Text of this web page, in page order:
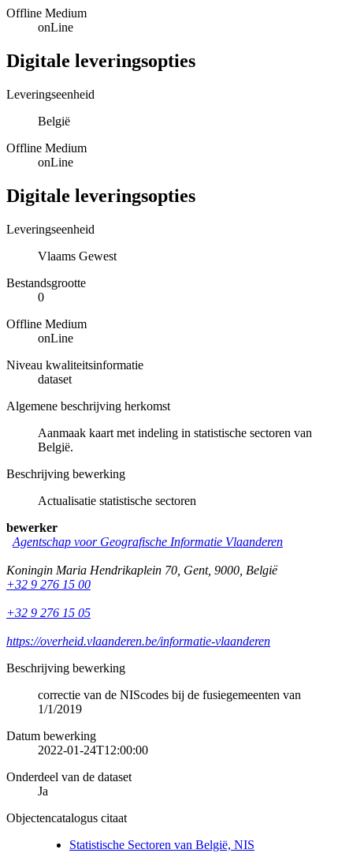
Offline Medium
onLine
Digitale leveringsopties
Leveringseenheid
België
Offline Medium
onLine
Digitale leveringsopties
Leveringseenheid
Vlaams Gewest
Bestandsgrootte
0
Offline Medium
onLine
Niveau kwaliteitsinformatie
dataset
Algemene beschrijving herkomst
Aanmaak kaart met indeling in statistische sectoren van
België.
Beschrijving bewerking
Actualisatie statistische sectoren
bewerker
Agentschap voor Geografische Informatie Vlaanderen
Koningin Maria Hendrikaplein 70 Gent, 9000 België
+32 9 276 15 00
+32 9 276 15 05
https://overheid.vlaanderen.be/informatie-vlaanderen
Beschrijving bewerking
correctie van de NIScodes bij de fusiegemeenten van
1/1/2019
Datum bewerking
2022-01-24T12:00:00
Onderdeel van de dataset
Ja
Objectencatalogus citaat
Statistische Sectoren van België, NIS